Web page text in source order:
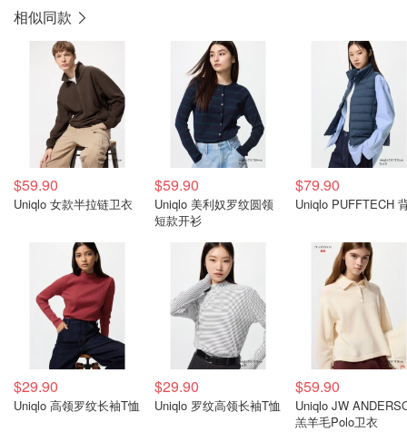
相似同款
$59.90
Uniqlo 女款半拉链卫衣
$59.90
Uniqlo 美利奴罗纹圆领
短款开衫
$79.90
Uniqlo PUFFTECH
$29.90
Uniqlo 高领罗纹长袖T恤
$29.90
Uniqlo 罗纹高领长袖T恤
$59.90
Uniqlo JW
羔羊毛Polo卫衣